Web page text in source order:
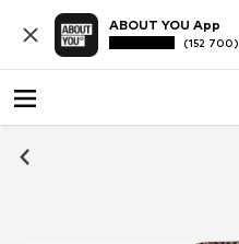
ABOUT YOU App
(152 700)